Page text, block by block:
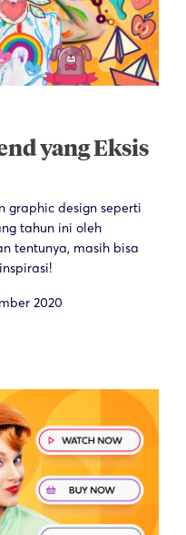
yang Eksis
graphic design seperti
tahun ini oleh
tentunya, masih bisa
2020